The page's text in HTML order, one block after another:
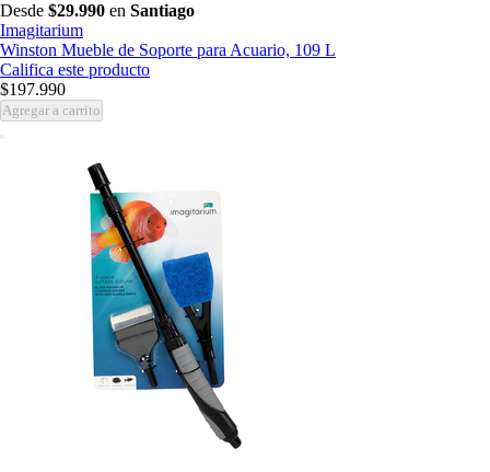
Desde $29.990 en Santiago
Imagitarium
Winston Mueble de Soporte para Acuario, 109 L
Califica este producto
$197.990
Agregar a carrito